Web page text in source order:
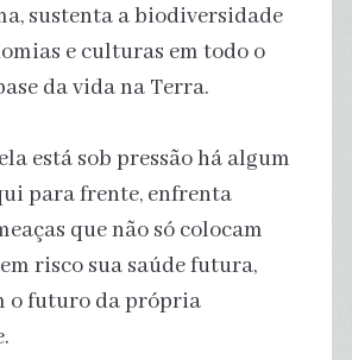
sustenta a biodiversidade
e culturas em todo o
da vida na Terra.
está sob pressão há algum
para frente, enfrenta
que não só colocam
risco sua saúde futura,
o futuro da própria